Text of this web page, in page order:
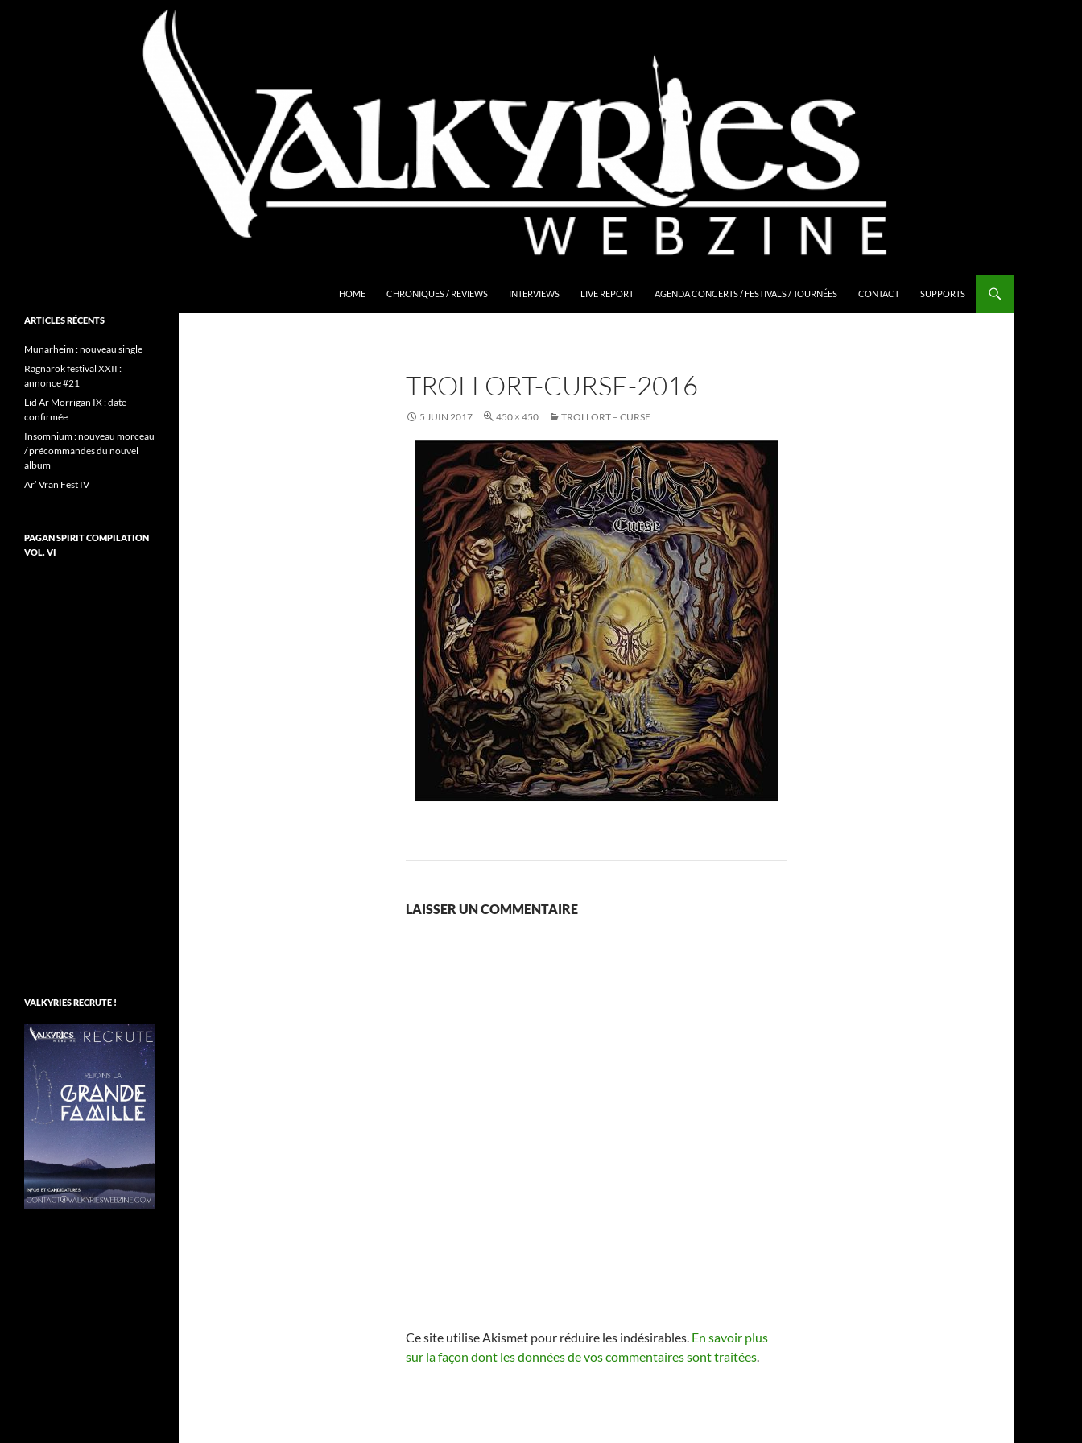
HOME CHRONIQUES / REVIEWS INTERVIEWS LIVE REPORT AGENDA CONCERTS / FESTIVALS / TOURNÉES CONTACT SUPPORTS
TROLLORT-CURSE-2016
5 JUIN 2017 450 × 450 TROLLORT – CURSE
LAISSER UN COMMENTAIRE
Ce site utilise Akismet pour réduire les indésirables. En savoir plus
sur la façon dont les données de vos commentaires sont traitées.
Folk Pagan Webzine
ARTICLES RÉCENTS
Munarheim : nouveau single
Ragnarök festival XXII :
annonce #21
Lid Ar Morrigan IX : date
confirmée
Insomnium : nouveau morceau
/ précommandes du nouvel
album
Ar’ Vran Fest IV
PAGAN SPIRIT COMPILATION
VOL. VI
VALKYRIES RECRUTE !